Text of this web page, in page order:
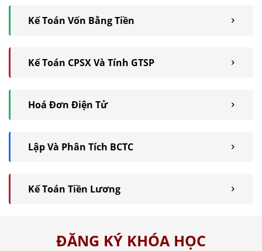
Kế Toán Vốn Bằng Tiền
Kế Toán CPSX Và Tính GTSP
Hoá Đơn Điện Tử
Lập Và Phân Tích BCTC
Kế Toán Tiền Lương
ĐĂNG KÝ KHÓA HỌC